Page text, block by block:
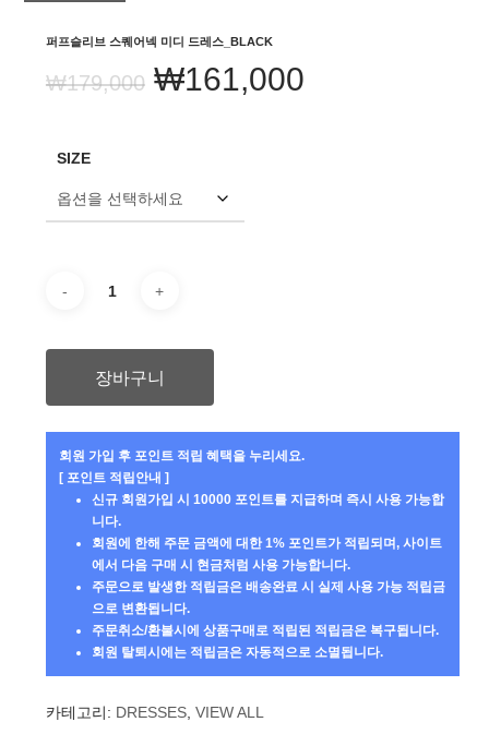
퍼프슬리브 스퀘어넥 미디 드레스_BLACK
₩179,000 원
₩179,000.
₩161,000현
SIZE
장바구니
회원 가입 후 포인트 적립 혜택을 누리세요.
[ 포인트 적립안내 ]
신규 회원가입 시 10000 포인트를 지급하며 즉시 사용 가능합
니다.
회원에 한해 주문 금액에 대한 1% 포인트가 적립되며, 사이트
에서 다음 구매 시 현금처럼 사용 가능합니다.
주문으로 발생한 적립금은 배송완료 시 실제 사용 가능 적립금
으로 변환됩니다.
주문취소/환불시에 상품구매로 적립된 적립금은 복구됩니다.
회원 탈퇴시에는 적립금은 자동적으로 소멸됩니다.
카테고리: DRESSES, VIEW ALL